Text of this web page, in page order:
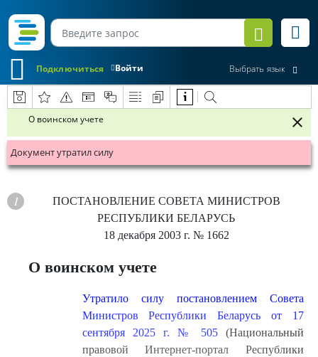
Войти
Подключиться Выбрать язык
О воинском учете
Документ утратил силу
ПОСТАНОВЛЕНИЕ СОВЕТА МИНИСТРОВ
РЕСПУБЛИКИ БЕЛАРУСЬ
18 декабря 2003 г. № 1662
О воинском учете
Утратило силу постановлением Совета
Министров Республики Беларусь от 17
сентября 2025 г. № 505(Национальный
правовой Интернет-портал Республики